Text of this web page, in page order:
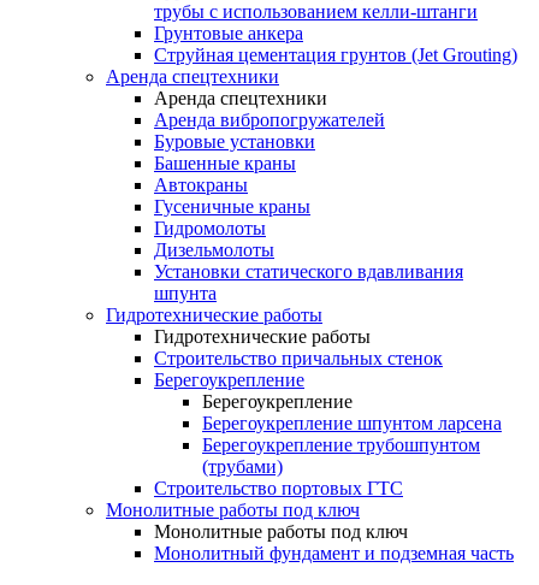
трубы с использованием келли-штанги
Грунтовые анкера
Струйная цементация грунтов (Jet Grouting)
Аренда спецтехники
Аренда спецтехники
Аренда вибропогружателей
Буровые установки
Башенные краны
Автокраны
Гусеничные краны
Гидромолоты
Дизельмолоты
Установки статического вдавливания
шпунта
Гидротехнические работы
Гидротехнические работы
Строительство причальных стенок
Берегоукрепление
Берегоукрепление
Берегоукрепление шпунтом ларсена
Берегоукрепление трубошпунтом
(трубами)
Строительство портовых ГТС
Монолитные работы под ключ
Монолитные работы под ключ
Монолитный фундамент и подземная часть